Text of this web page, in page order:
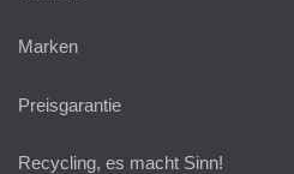
Marken
Preisgarantie
Recycling, es macht Sinn!